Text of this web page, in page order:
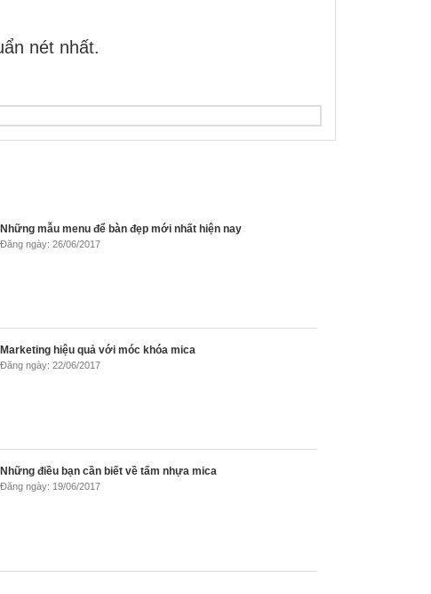
nét nhất.
Những mẫu menu để bàn đẹp mới nhất hiện nay
Đăng ngày: 26/06/2017
Marketing hiệu quả với móc khóa mica
Đăng ngày: 22/06/2017
Những điều bạn cần biết về tấm nhựa mica
Đăng ngày: 19/06/2017